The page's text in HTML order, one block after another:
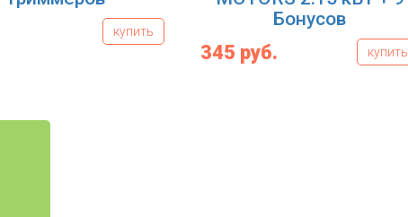
купить
Бонусов
345 руб. купить